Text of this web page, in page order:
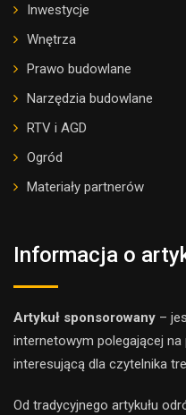
Inwestycje
Wnętrza
Prawo budowlane
Narzędzia budowlane
RTV i AGD
Ogród
Materiały partnerów
Informacja o
Artykuł sponsorowany –
internetowym polegającej na
interesującą dla czytelnika
Od tradycyjnego artykułu